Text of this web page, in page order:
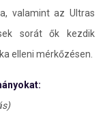
valamint az Ultras
sorát ők kezdik
elleni mérkőzésen.